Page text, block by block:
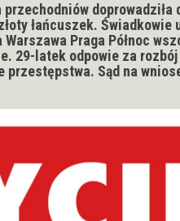
łańcuszek.
Praga Północ
29-latek odpowie za
przestępstwa. Sąd na